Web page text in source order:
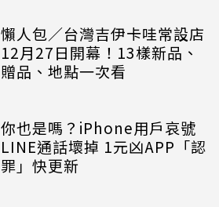
懶人包／台灣吉伊卡哇常設店
12月27日開幕！13樣新品、
贈品、地點一次看
你也是嗎？iPhone用戶哀號
LINE通話壞掉 1元凶APP「認
罪」快更新